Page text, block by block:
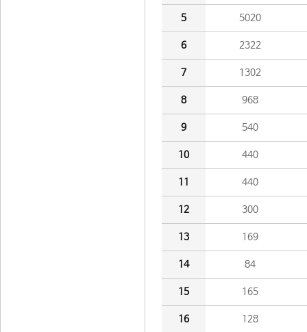
5 5020
6 2322
7 1302
8 968
9 540
10 440
11 440
12 300
13 169
14 84
15 165
16 128